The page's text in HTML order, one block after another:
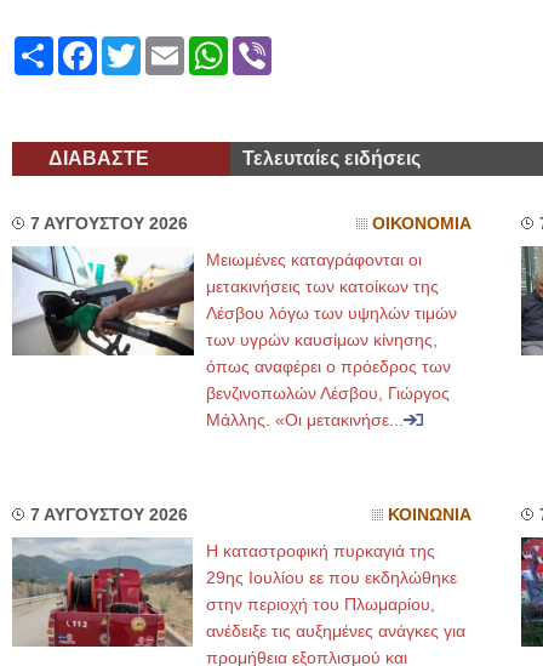
ShareFacebook
TwitterEmailWhatsApp
ΔΙΑΒΑΣΤΕ Τελευταίες ειδήσεις
7 ΑΥΓΟΥΣΤΟΥ 2026 ΟΙΚΟΝΟΜΙΑ
Μειωμένες καταγράφονται οι
μετακινήσεις των κατοίκων της
Λέσβου λόγω των υψηλών τιμών
των υγρών καυσίμων κίνησης,
όπως αναφέρει ο πρόεδρος των
βενζινοπωλών Λέσβου, Γιώργος
Μάλλης. «Οι μετακινήσε...
7 ΑΥΓΟΥΣΤΟΥ 2026 ΚΟΙΝΩΝΙΑ
Η καταστροφική πυρκαγιά της
29ης Ιουλίου εε που εκδηλώθηκε
στην περιοχή του Πλωμαρίου,
ανέδειξε τις αυξημένες ανάγκες για
προμήθεια εξοπλισμού και